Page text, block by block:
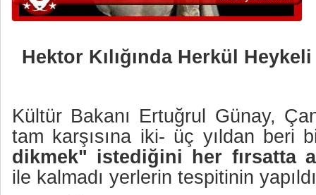
Hektor Kılığında Herkül Heykeli
Kültür Bakanı Ertuğrul Günay,
tam karşısına iki- üç yıldan beri
dikmek" istediğini her fırsatta
ile kalmadı yerlerin tespitinin